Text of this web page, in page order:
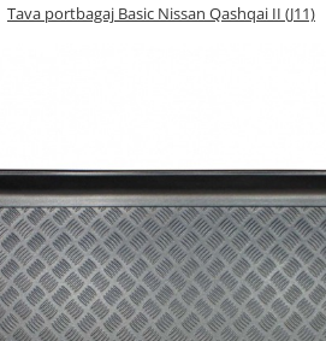
Tava portbagaj Basic Nissan Qashqai II (J11)